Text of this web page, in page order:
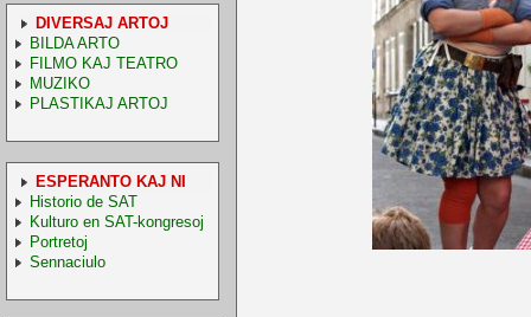
DIVERSAJ ARTOJ
BILDA ARTO
FILMO KAJ TEATRO
MUZIKO
PLASTIKAJ ARTOJ
ESPERANTO KAJ NI
Historio de SAT
Kulturo en SAT-kongresoj
Portretoj
Sennaciulo